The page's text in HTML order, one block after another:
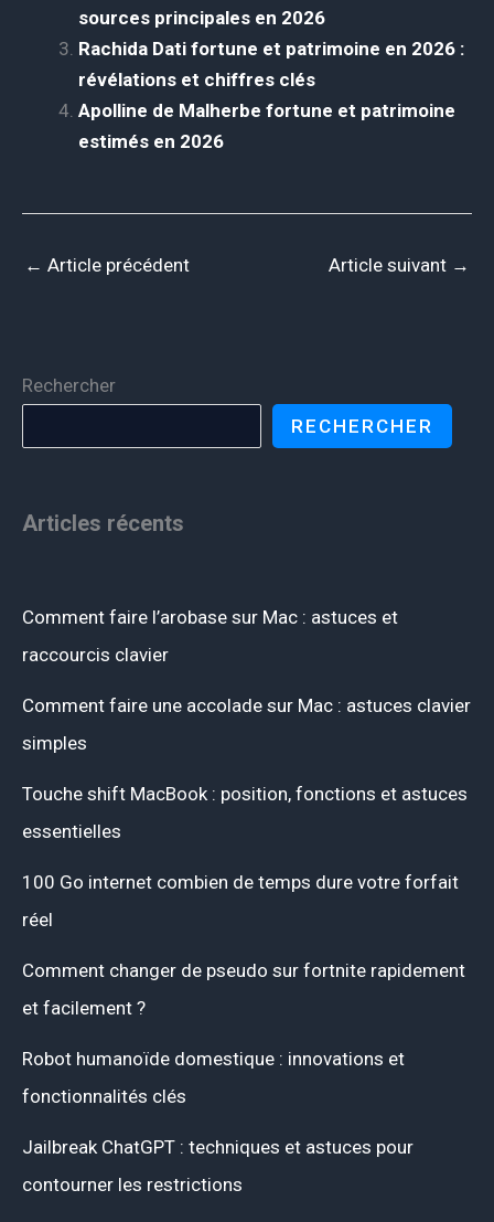
sources principales en 2026
Rachida Dati fortune et patrimoine en 2026 :
révélations et chiffres clés
Apolline de Malherbe fortune et patrimoine
estimés en 2026
← Article précédent Article suivant →
Rechercher
RECHERCHER
Articles récents
Comment faire l’arobase sur Mac : astuces et
raccourcis clavier
Comment faire une accolade sur Mac : astuces clavier
simples
Touche shift MacBook : position, fonctions et astuces
essentielles
100 Go internet combien de temps dure votre forfait
réel
Comment changer de pseudo sur fortnite rapidement
et facilement ?
Robot humanoïde domestique : innovations et
fonctionnalités clés
Jailbreak ChatGPT : techniques et astuces pour
contourner les restrictions